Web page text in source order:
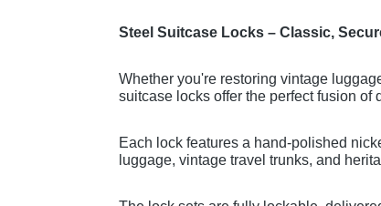
Steel Suitcase Locks – Classic,
Whether you're restoring vintage
suitcase locks offer the perfect fusion of
Each lock features a hand-polished
luggage, vintage travel trunks, and